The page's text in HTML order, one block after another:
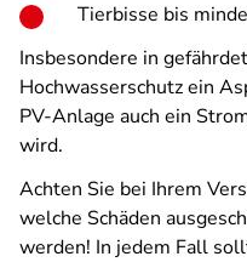
Tierbisse bis
Insbesondere in
Hochwasserschutz ein
PV-Anlage auch ein
wird.
Achten Sie bei Ihrem
welche Schäden
werden! In jedem Fall